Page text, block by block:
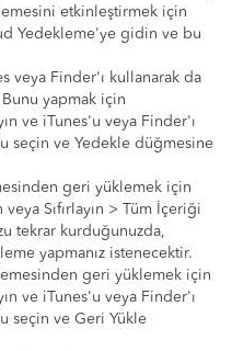
etkinleştirmek için
Yedekleme'ye gidin ve bu
veya Finder'ı kullanarak da
yapmak için
ve iTunes'u veya Finder'ı
seçin ve Yedekle düğmesine
geri yüklemek için
Sıfırlayın > Tüm İçeriği
tekrar kurduğunuzda,
yapmanız istenecektir.
geri yüklemek için
ve iTunes'u veya Finder'ı
seçin ve Geri Yükle